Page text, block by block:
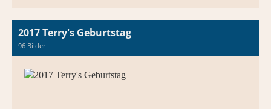
2017 Terry's Geburtstag
96 Bilder